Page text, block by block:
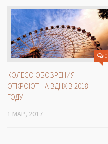
0
КОЛЕСО ОБОЗРЕНИЯ
ОТКРОЮТ НА ВДНХ В 2018
ГОДУ
1 МАР, 2017